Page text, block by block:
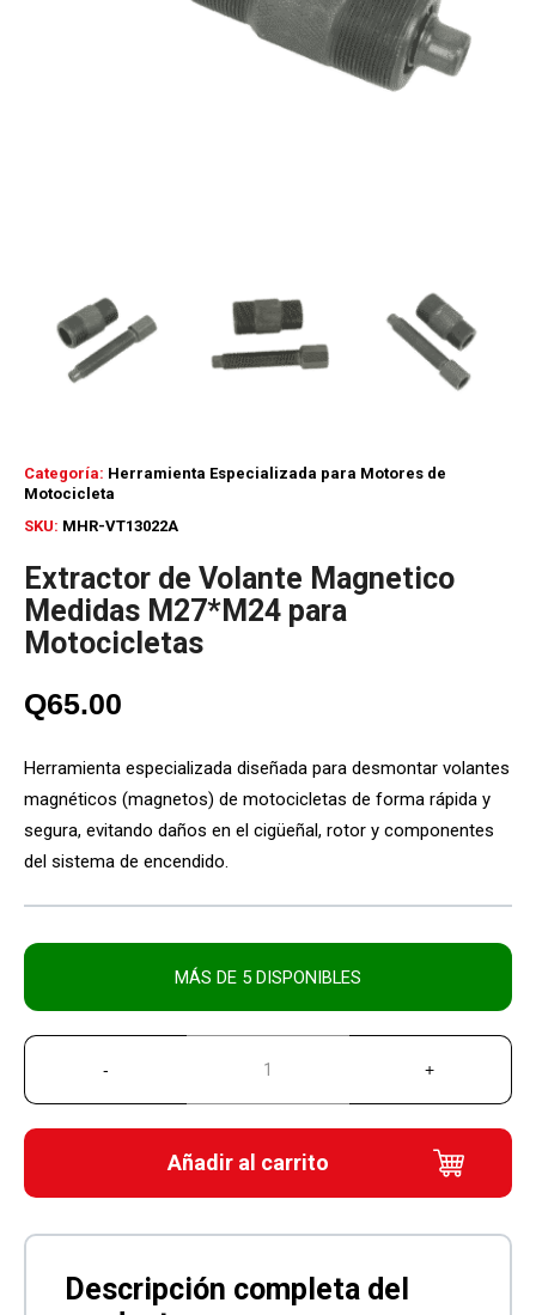
SKU: MHR-VT13022A
Categoría: Herramienta Especializada para Motores de
Motocicleta
Extractor de Volante Magnetico
Medidas M27*M24 para
Motocicletas
Q65.00
Herramienta especializada diseñada para desmontar volantes
magnéticos (magnetos) de motocicletas de forma rápida y
segura, evitando daños en el cigüeñal, rotor y componentes
del sistema de encendido.
MÁS DE 5 DISPONIBLES
Añadir al carrito